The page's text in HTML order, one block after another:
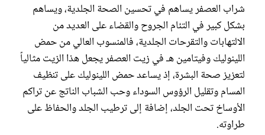
شراب العصفر يساهم في تحسين الصحة الجلدية، ويساهم
بشكل كبير في التئام الجروح والقضاء على العديد من
الالتهابات والتقرحات الجلدية، فالمنسوب العالي من حمض
اللينوليك وفيتامين هـ في زيت العصفر يجعل هذا الزيت مثالياً
لتعزيز صحة البشرة، إذ يساعد حمض اللينوليك على تنظيف
المسام وتقليل الرؤوس السوداء وحب الشباب الناتج عن تراكم
الأوساخ تحت الجلد، إضافة إلى ترطيب الجلد والحفاظ على
طراوته.